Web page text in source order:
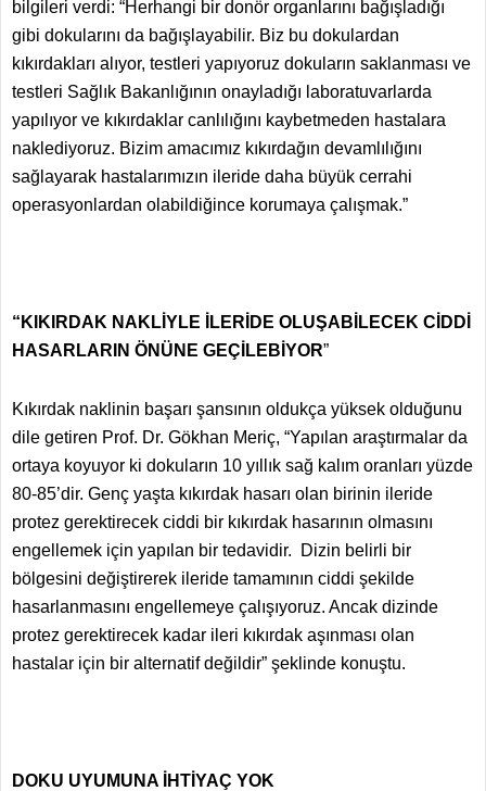
bilgileri verdi: “Herhangi bir donör organlarını bağışladığı
gibi dokularını da bağışlayabilir. Biz bu dokulardan
kıkırdakları alıyor, testleri yapıyoruz dokuların saklanması ve
testleri Sağlık Bakanlığının onayladığı laboratuvarlarda
yapılıyor ve kıkırdaklar canlılığını kaybetmeden hastalara
naklediyoruz. Bizim amacımız kıkırdağın devamlılığını
sağlayarak hastalarımızın ileride daha büyük cerrahi
operasyonlardan olabildiğince korumaya çalışmak.”
“KIKIRDAK NAKLİYLE İLERİDE OLUŞABİLECEK CİDDİ
HASARLARIN ÖNÜNE GEÇİLEBİYOR”
Kıkırdak naklinin başarı şansının oldukça yüksek olduğunu
dile getiren Prof. Dr. Gökhan Meriç, “Yapılan araştırmalar da
ortaya koyuyor ki dokuların 10 yıllık sağ kalım oranları yüzde
80-85’dir. Genç yaşta kıkırdak hasarı olan birinin ileride
protez gerektirecek ciddi bir kıkırdak hasarının olmasını
engellemek için yapılan bir tedavidir. Dizin belirli bir
bölgesini değiştirerek ileride tamamının ciddi şekilde
hasarlanmasını engellemeye çalışıyoruz. Ancak dizinde
protez gerektirecek kadar ileri kıkırdak aşınması olan
hastalar için bir alternatif değildir” şeklinde konuştu.
DOKU UYUMUNA İHTİYAÇ YOK